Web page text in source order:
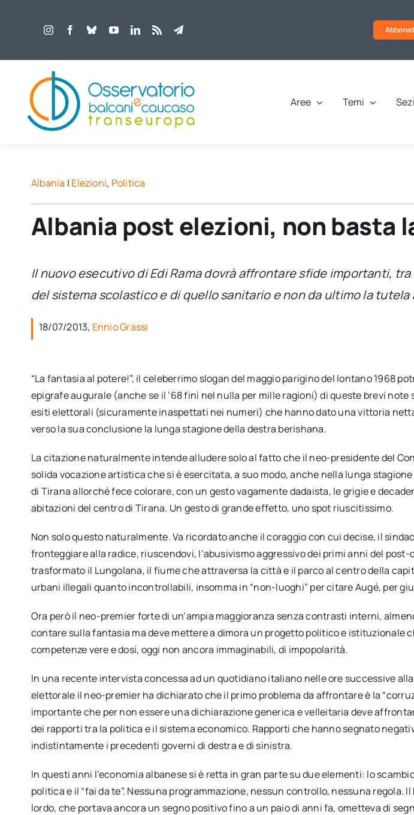
Aree Temi
Albania | Elezioni, Politica
Albania post elezioni, non basta
Il nuovo esecutivo di Edi Rama dovrà affrontare sfide importanti,
del sistema scolastico e di quello sanitario e non da ultimo la
18/07/2013, Ennio Grassi
“La fantasia al potere!”, il celeberrimo slogan del maggio parigino del lontano 1968
epigrafe augurale (anche se il ’68 finì nel nulla per mille ragioni) di queste brevi note
esiti elettorali (sicuramente inaspettati nei numeri) che hanno dato una vittoria
verso la sua conclusione la lunga stagione della destra berishana.
La citazione naturalmente intende alludere solo al fatto che il neo-presidente del
solida vocazione artistica che si è esercitata, a suo modo, anche nella lunga
di Tirana allorché fece colorare, con un gesto vagamente dadaista, le grigie e
abitazioni del centro di Tirana. Un gesto di grande effetto, uno spot riuscitissimo.
Non solo questo naturalmente. Va ricordato anche il coraggio con cui decise, il
fronteggiare alla radice, riuscendovi, l’abusivismo aggressivo dei primi anni del
trasformato il Lungolana, il fiume che attraversa la città e il parco al centro della
urbani illegali quanto incontrollabili, insomma in “non-luoghi” per citare Augé, per
Ora però il neo-premier forte di un’ampia maggioranza senza contrasti interni,
contare sulla fantasia ma deve mettere a dimora un progetto politico e istituzionale
competenze vere e dosi, oggi non ancora immaginabili, di impopolarità.
In una recente intervista concessa ad un quotidiano italiano nelle ore successive
elettorale il neo-premier ha dichiarato che il primo problema da affrontare è la
importante che per non essere una dichiarazione generica e velleitaria deve
dei rapporti tra la politica e il sistema economico. Rapporti che hanno segnato
indistintamente i precedenti governi di destra e di sinistra.
In questi anni l’economia albanese si è retta in gran parte su due elementi: lo
politica e il “fai da te”. Nessuna programmazione, nessun controllo, nessuna regola.
lordo, che portava ancora un segno positivo fino a un paio di anni fa, ometteva di